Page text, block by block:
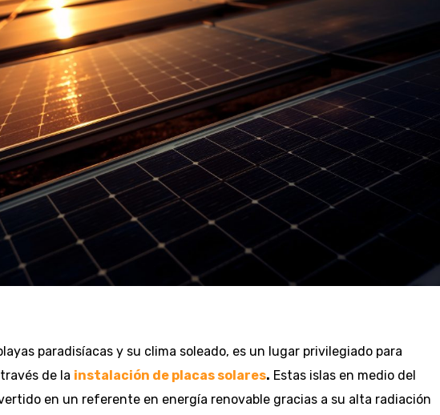
paradisíacas y su clima soleado, es un lugar privilegiado para
de la instalación de placas solares. Estas islas en medio del
en un referente en energía renovable gracias a su alta radiación